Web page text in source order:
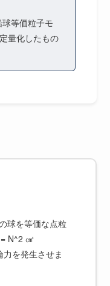
等価粒子モ
量化したもの
球を等価な点粒
N^2 ㎤
を発生させま